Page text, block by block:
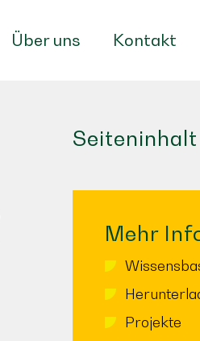
Über uns Kontakt
Seiteninhalt
Mehr
Projekte